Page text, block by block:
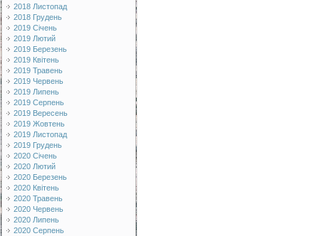
2018 Листопад
2018 Грудень
2019 Січень
2019 Лютий
2019 Березень
2019 Квітень
2019 Травень
2019 Червень
2019 Липень
2019 Серпень
2019 Вересень
2019 Жовтень
2019 Листопад
2019 Грудень
2020 Січень
2020 Лютий
2020 Березень
2020 Квітень
2020 Травень
2020 Червень
2020 Липень
2020 Серпень